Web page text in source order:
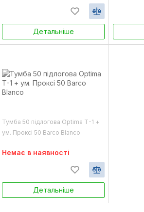
Детальніше
Тумба 50 підлогова Optima Т-1 +
ум. Проксі 50 Barco Blanco
Немає в наявності
Детальніше